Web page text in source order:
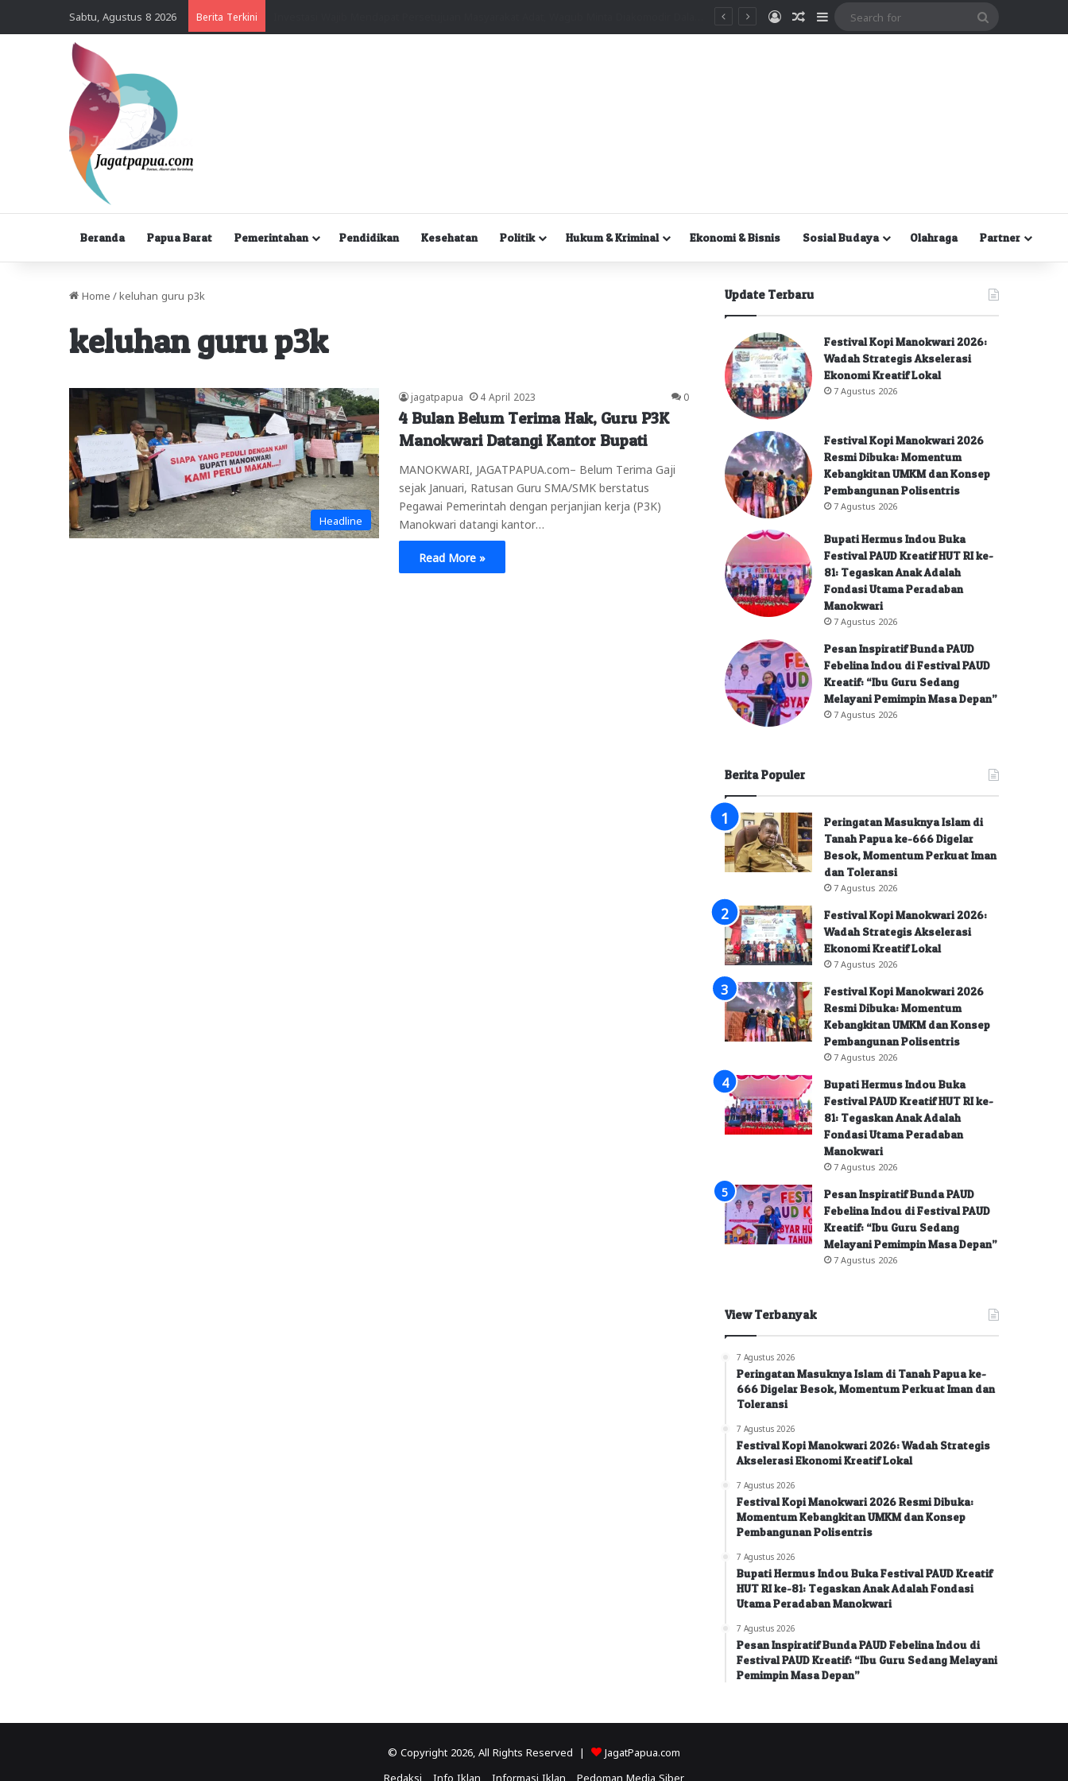
Sabtu, Agustus 8 2026 Berita Terkini MasukRandom Article
Sidebar
Beranda Papua Barat Pemerintahan Pendidikan Kesehatan Politik Hukum & Kriminal Ekonomi & Bisnis Sosial Budaya Olahraga Partner
Home / keluhan guru p3k
keluhan guru p3k
Headline
jagatpapua 4 April 2023 0
4 Bulan Belum Terima Hak, Guru P3K
Manokwari Datangi Kantor Bupati
MANOKWARI, JAGATPAPUA.com– Belum Terima Gaji
sejak Januari, Ratusan Guru SMA/SMK berstatus
Pegawai Pemerintah dengan perjanjian kerja (P3K)
Manokwari datangi kantor…
Read More »
Update Terbaru
Festival Kopi Manokwari 2026:
Wadah Strategis Akselerasi
Ekonomi Kreatif Lokal
7 Agustus 2026
Festival Kopi Manokwari 2026
Resmi Dibuka: Momentum
Kebangkitan UMKM dan Konsep
Pembangunan Polisentris
7 Agustus 2026
Bupati Hermus Indou Buka
Festival PAUD Kreatif HUT RI ke-
81: Tegaskan Anak Adalah
Fondasi Utama Peradaban
Manokwari
7 Agustus 2026
Pesan Inspiratif Bunda PAUD
Febelina Indou di Festival PAUD
Kreatif: “Ibu Guru Sedang
Melayani Pemimpin Masa Depan”
7 Agustus 2026
Berita Populer
Peringatan Masuknya Islam di
Tanah Papua ke-666 Digelar
Besok, Momentum Perkuat Iman
dan Toleransi
7 Agustus 2026
Festival Kopi Manokwari 2026:
Wadah Strategis Akselerasi
Ekonomi Kreatif Lokal
7 Agustus 2026
Festival Kopi Manokwari 2026
Resmi Dibuka: Momentum
Kebangkitan UMKM dan Konsep
Pembangunan Polisentris
7 Agustus 2026
Bupati Hermus Indou Buka
Festival PAUD Kreatif HUT RI ke-
81: Tegaskan Anak Adalah
Fondasi Utama Peradaban
Manokwari
7 Agustus 2026
Pesan Inspiratif Bunda PAUD
Febelina Indou di Festival PAUD
Kreatif: “Ibu Guru Sedang
Melayani Pemimpin Masa Depan”
7 Agustus 2026
View Terbanyak
7 Agustus 2026
Peringatan Masuknya Islam di Tanah Papua ke-
666 Digelar Besok, Momentum Perkuat Iman dan
Toleransi
7 Agustus 2026
Festival Kopi Manokwari 2026: Wadah Strategis
Akselerasi Ekonomi Kreatif Lokal
7 Agustus 2026
Festival Kopi Manokwari 2026 Resmi Dibuka:
Momentum Kebangkitan UMKM dan Konsep
Pembangunan Polisentris
7 Agustus 2026
Bupati Hermus Indou Buka Festival PAUD Kreatif
HUT RI ke-81: Tegaskan Anak Adalah Fondasi
Utama Peradaban Manokwari
7 Agustus 2026
Pesan Inspiratif Bunda PAUD Febelina Indou di
Festival PAUD Kreatif: “Ibu Guru Sedang Melayani
Pemimpin Masa Depan”
© Copyright 2026, All Rights Reserved | JagatPapua.com
Redaksi Info Iklan Informasi Iklan Pedoman Media Siber